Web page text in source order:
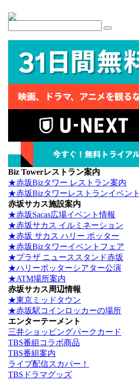
Biz Towerレストラン案内
★赤坂Bizタワー レストラン案内
★赤坂Bizタワーレストランイベント
赤坂サカス施設案内
★赤坂Sacas広場イベント情報
★赤坂サカス イルミネーション
★赤坂 サカス ハリー ポッター
★赤坂Bizタワーイベントフェア
★プラザ ニューススタンド赤坂
★ハリーポッターシアター公演
★ATM場所案内
赤坂サカス周辺情報
★東京ミッドタウン
★赤坂駅コインロッカーの場所
エンターテーメント
三井ショッピングパークカード
TBS番組コラボ商品
TBS番組案内
ライブ配信スカパー！
TBSドラマグッズ